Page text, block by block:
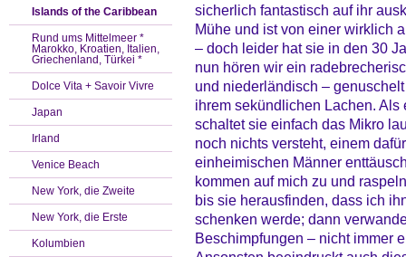
Islands of the Caribbean
Rund ums Mittelmeer *
Marokko, Kroatien, Italien,
Griechenland, Türkei *
Dolce Vita + Savoir Vivre
Japan
Irland
Venice Beach
New York, die Zweite
New York, die Erste
Kolumbien
sicherlich fantastisch auf ihr
Mühe und ist von einer wirklich
– doch leider hat sie in den 30
nun hören wir ein
und niederländisch –
ihrem sekündlichen Lachen.
schaltet sie einfach das Mikro
noch nichts versteht, einem
einheimischen Männer
kommen auf mich zu und
bis sie herausfinden, dass ich
schenken werde; dann
Beschimpfungen – nicht immer